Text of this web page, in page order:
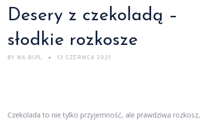
Desery z czekoladą –
słodkie rozkosze
BY WA-BI.PL 13 CZERWCA 2021
Czekolada to nie tylko przyjemność, ale prawdziwa rozkosz,